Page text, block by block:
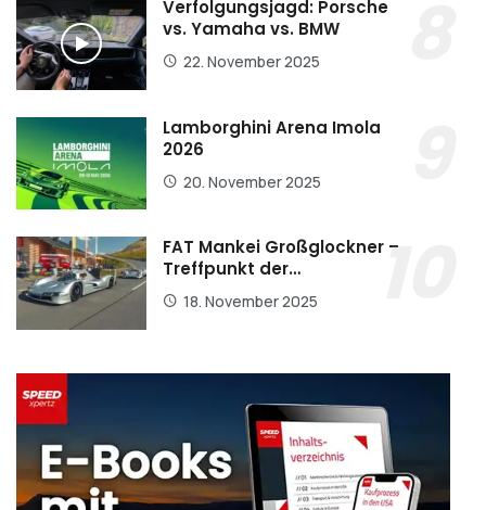
Verfolgungsjagd: Porsche
vs. Yamaha vs. BMW
22. November 2025
Lamborghini Arena Imola
2026
20. November 2025
FAT Mankei Großglockner –
Treffpunkt der…
18. November 2025